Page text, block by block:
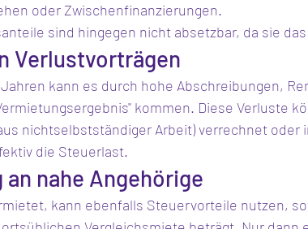
oder Zwischenfinanzierungen.
sind hingegen nicht absetzbar, da sie
Verlustvorträgen
kann es durch hohe Abschreibungen,
kommen. Diese Verluste
nichtselbstständiger Arbeit) verrechnet oder
die Steuerlast.
nahe Angehörige
kann ebenfalls Steuervorteile nutzen,